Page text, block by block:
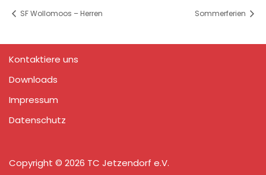
SF Wollomoos – Herren Sommerferien
Kontaktiere uns
Downloads
Impressum
Datenschutz
Copyright © 2026 TC Jetzendorf e.V.